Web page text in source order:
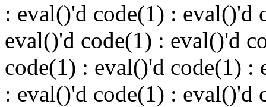
: eval()'d code(1) : eval()'d
eval()'d code(1) : eval()'d
code(1) : eval()'d code(1) :
: eval()'d code(1) : eval()'d